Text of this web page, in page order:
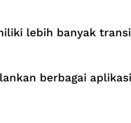
lebih banyak
berbagai